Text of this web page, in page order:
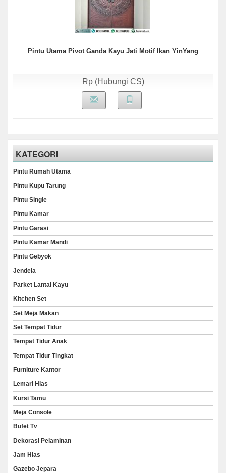
Pintu Utama Pivot Ganda Kayu Jati Motif Ikan YinYang
Rp (Hubungi CS)
KATEGORI
Pintu Rumah Utama
Pintu Kupu Tarung
Pintu Single
Pintu Kamar
Pintu Garasi
Pintu Kamar Mandi
Pintu Gebyok
Jendela
Parket Lantai Kayu
Kitchen Set
Set Meja Makan
Set Tempat Tidur
Tempat Tidur Anak
Tempat Tidur Tingkat
Furniture Kantor
Lemari Hias
Kursi Tamu
Meja Console
Bufet Tv
Dekorasi Pelaminan
Jam Hias
Gazebo Jepara